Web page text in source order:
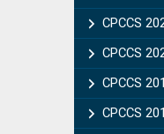
CPCCS
CPCCS
CPCCS
CPCCS